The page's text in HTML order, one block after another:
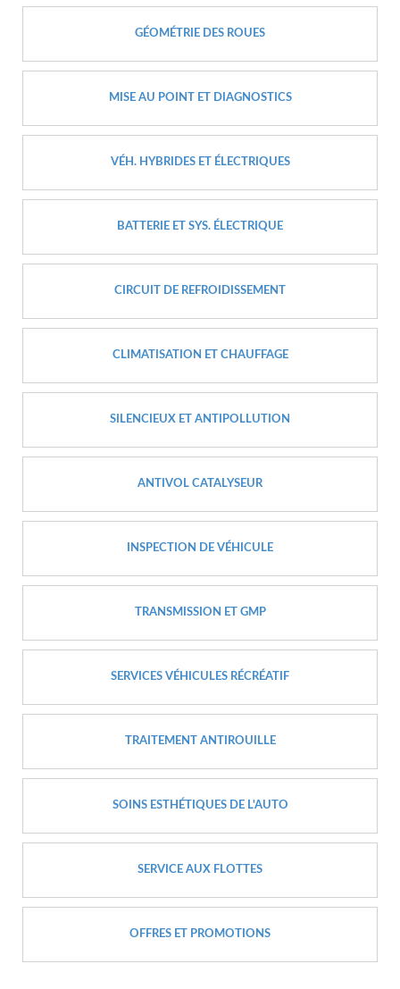
GÉOMÉTRIE DES ROUES
MISE AU POINT ET DIAGNOSTICS
VÉH. HYBRIDES ET ÉLECTRIQUES
BATTERIE ET SYS. ÉLECTRIQUE
CIRCUIT DE REFROIDISSEMENT
CLIMATISATION ET CHAUFFAGE
SILENCIEUX ET ANTIPOLLUTION
ANTIVOL CATALYSEUR
INSPECTION DE VÉHICULE
TRANSMISSION ET GMP
SERVICES VÉHICULES RÉCRÉATIF
TRAITEMENT ANTIROUILLE
SOINS ESTHÉTIQUES DE L'AUTO
SERVICE AUX FLOTTES
OFFRES ET PROMOTIONS